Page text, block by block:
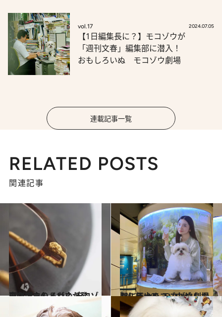
vol.17 2024.07.05
【1日編集長に？】モコゾウが
「週刊文春」編集部に潜入！
おもしろいぬ モコゾウ劇場
連載記事一覧
RELATED POSTS
関連記事
2022.7.14
モコゾウのメガネが発売!? おもしろいぬ モコゾウ劇場
カルチャー 2022.5.10
駅に巨大モコゾウが！ おもしろいぬ モコゾウ劇場
カルチャー